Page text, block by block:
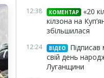
12:38 КОМЕНТАР
«20
кілзона на
збільшилася
12:24 ВІДЕО
Підписав
свій день
Луганщини